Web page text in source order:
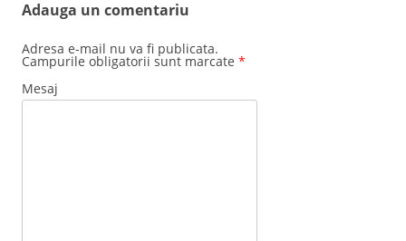
Adauga un comentariu
Adresa e-mail nu va fi publicata.
Campurile obligatorii sunt marcate *
Mesaj